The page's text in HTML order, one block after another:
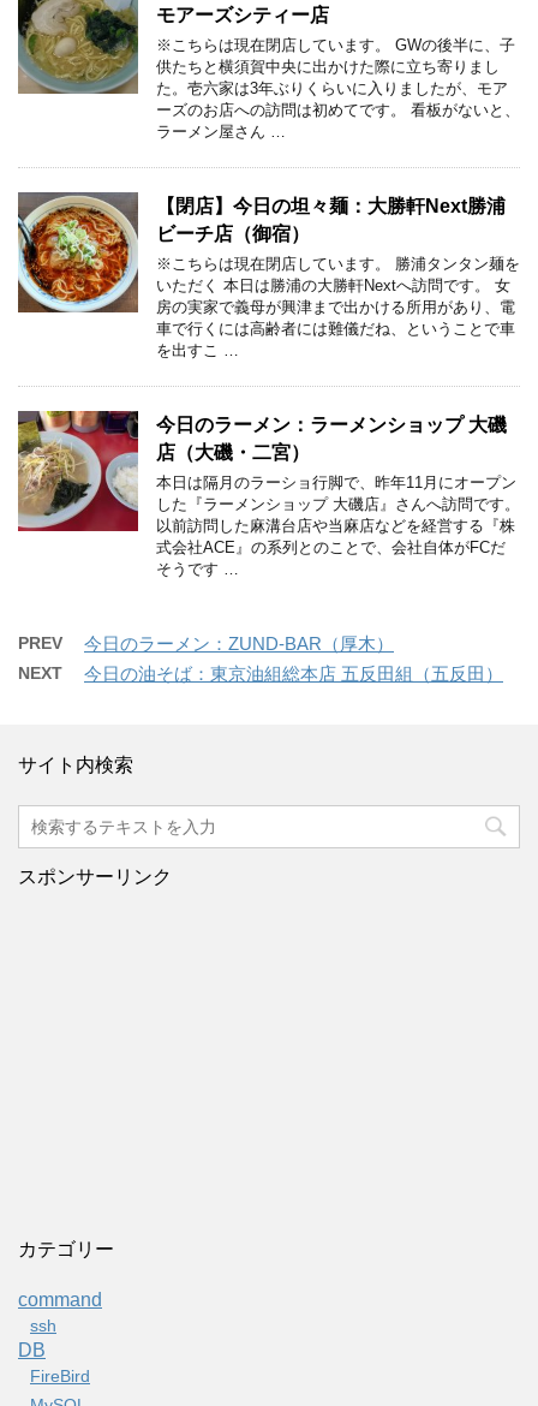
モアーズシティー店
※こちらは現在閉店しています。 GWの後半に、子
供たちと横須賀中央に出かけた際に立ち寄りまし
た。壱六家は3年ぶりくらいに入りましたが、モア
ーズのお店への訪問は初めてです。 看板がないと、
ラーメン屋さん …
【閉店】今日の坦々麺：大勝軒Next勝浦
ビーチ店（御宿）
※こちらは現在閉店しています。 勝浦タンタン麺を
いただく 本日は勝浦の大勝軒Nextへ訪問です。 女
房の実家で義母が興津まで出かける所用があり、電
車で行くには高齢者には難儀だね、ということで車
を出すこ …
今日のラーメン：ラーメンショップ 大磯
店（大磯・二宮）
本日は隔月のラーショ行脚で、昨年11月にオープン
した『ラーメンショップ 大磯店』さんへ訪問です。
以前訪問した麻溝台店や当麻店などを経営する『株
式会社ACE』の系列とのことで、会社自体がFCだ
そうです …
PREV 今日のラーメン：ZUND-BAR（厚木）
NEXT 今日の油そば：東京油組総本店 五反田組（五反田）
サイト内検索
スポンサーリンク
カテゴリー
command
ssh
DB
FireBird